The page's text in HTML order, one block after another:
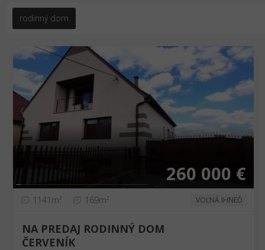
rodinný dom
❮ ❯
260 000 €
1141m² 169m² VOĽNÁ IHNEĎ
NA PREDAJ RODINNÝ DOM
ČERVENÍK